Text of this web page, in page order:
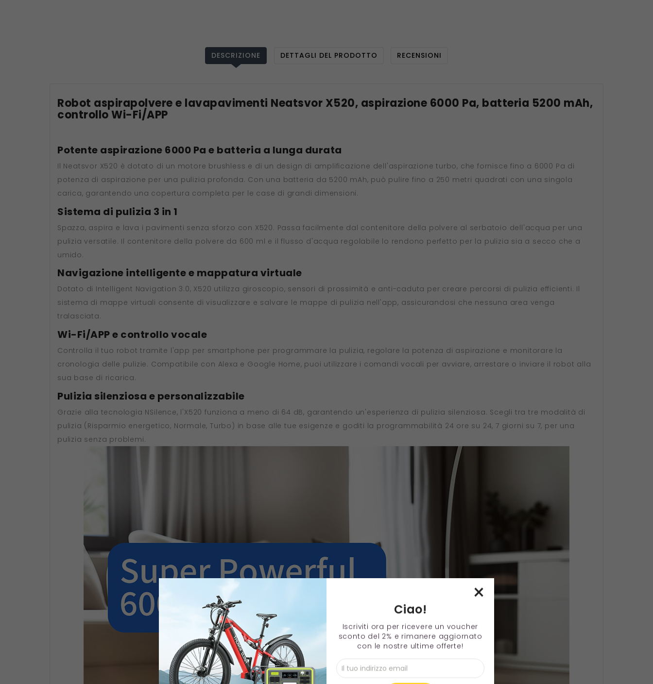
DESCRIZIONE DETTAGLI DEL PRODOTTO RECENSIONI
Robot aspirapolvere e lavapavimenti Neatsvor X520, aspirazione 6000 Pa, batteria 5200 mAh,
controllo Wi-Fi/APP
Potente aspirazione 6000 Pa e batteria a lunga durata
Il Neatsvor X520 è dotato di un motore brushless e di un design di amplificazione dell'aspirazione turbo, che fornisce fino a 6000 Pa di
potenza di aspirazione per una pulizia profonda. Con una batteria da 5200 mAh, può pulire fino a 250 metri quadrati con una singola
carica, garantendo una copertura completa per le case di grandi dimensioni.
Sistema di pulizia 3 in 1
Spazza, aspira e lava i pavimenti senza sforzo con X520. Passa facilmente dal contenitore della polvere al serbatoio dell'acqua per una
pulizia versatile. Il contenitore della polvere da 600 ml e il flusso d'acqua regolabile lo rendono perfetto per la pulizia sia a secco che a
umido.
Navigazione intelligente e mappatura virtuale
Dotato di Intelligent Navigation 3.0, X520 utilizza giroscopio, sensori di prossimità e anti-caduta per creare percorsi di pulizia efficienti. Il
sistema di mappe virtuali consente di visualizzare e salvare le mappe di pulizia nell'app, assicurandosi che nessuna area venga
tralasciata.
Wi-Fi/APP e controllo vocale
Controlla il tuo robot tramite l'app per smartphone per programmare la pulizia, regolare la potenza di aspirazione e monitorare la
cronologia delle pulizie. Compatibile con Alexa e Google Home, puoi utilizzare i comandi vocali per avviare, arrestare o inviare il robot alla
sua base di ricarica.
Pulizia silenziosa e personalizzabile
Grazie alla tecnologia NSilence, l'X520 funziona a meno di 64 dB, garantendo un'esperienza di pulizia silenziosa. Scegli tra tre modalità di
pulizia (Risparmio energetico, Normale, Turbo) in base alle tue esigenze e goditi la programmabilità 24 ore su 24, 7 giorni su 7, per una
pulizia senza problemi.
×
Ciao!
Iscriviti ora per ricevere un voucher
sconto del 2% e rimanere aggiornato
con le nostre ultime offerte!